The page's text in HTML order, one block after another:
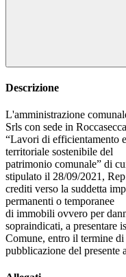
Descrizione
L'amministrazione
Srls con sede in
“Lavori di efficientamento
territoriale sostenibile del
patrimonio comunale” di
stipulato il 28/09/2021,
crediti verso la suddetta
permanenti o temporanee
di immobili ovvero per
sopraindicati, a presentare
Comune, entro il termine
pubblicazione del presente